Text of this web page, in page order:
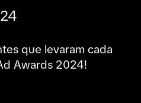
que levaram cada
Awards 2024!